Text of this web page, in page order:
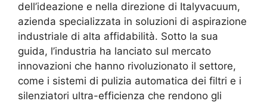
dell’ideazione e nella direzione di Italyvacuum,
azienda specializzata in soluzioni di aspirazione
industriale di alta affidabilità. Sotto la sua
guida, l’industria ha lanciato sul mercato
innovazioni che hanno rivoluzionato il settore,
come i sistemi di pulizia automatica dei filtri e i
silenziatori ultra-efficienza che rendono gli